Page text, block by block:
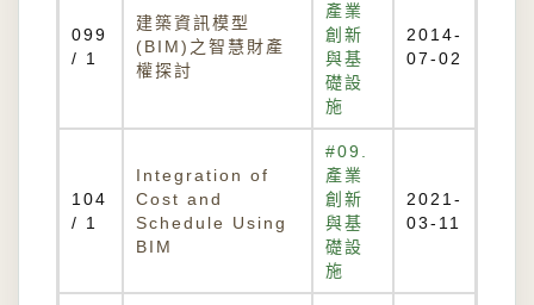
099
/ 1
建築資訊模型
(BIM)之智慧財產
權探討
產業
創新
與基
礎設
施
2014-
07-02
104
/ 1
Integration of
Cost and
Schedule Using
BIM
#09.
產業
創新
與基
礎設
施
2021-
03-11